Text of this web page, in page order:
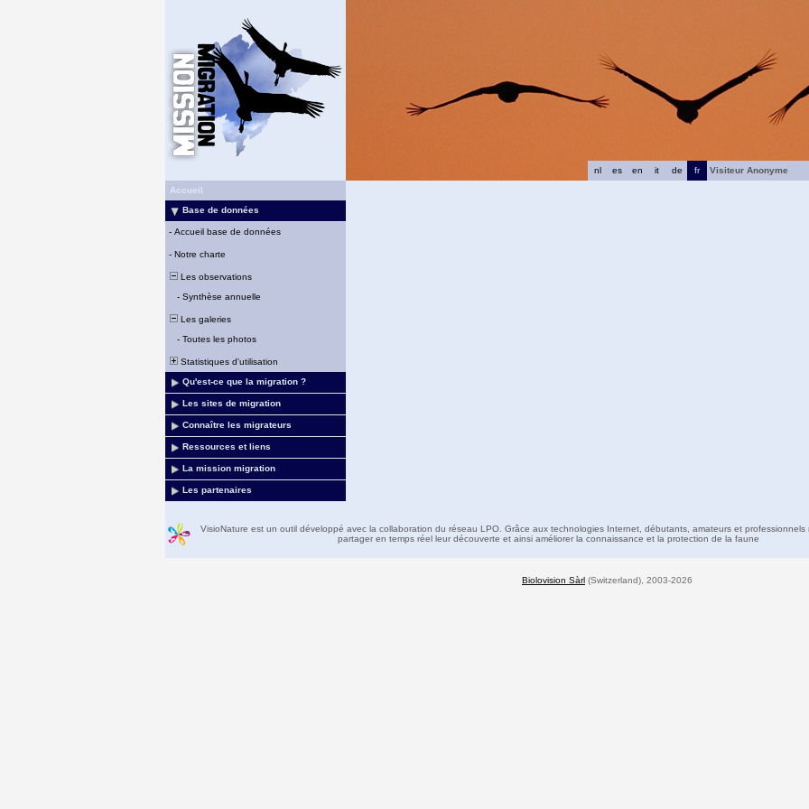
fr
de
it
en
es
nl
Visiteur Anonyme
Accueil
Base de données
- Accueil base de données
- Notre charte
Les observations
- Synthèse annuelle
Les galeries
- Toutes les photos
Statistiques d'utilisation
Qu'est-ce que la migration ?
Les sites de migration
Connaître les migrateurs
Ressources et liens
La mission migration
Les partenaires
VisioNature est un outil développé avec la collaboration du réseau LPO. Grâce aux technologies Internet, débutants, amateurs et professionnels
partager en temps réel leur découverte et ainsi améliorer la connaissance et la protection de la faune
Biolovision Sàrl (Switzerland), 2003-2026